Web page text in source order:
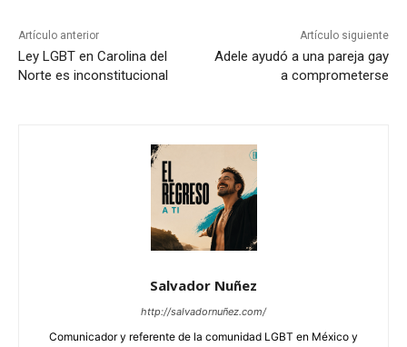
Artículo anterior
Ley LGBT en Carolina del
Norte es inconstitucional
Artículo siguiente
Adele ayudó a una pareja gay
a comprometerse
Salvador Nuñez
http://salvadornuñez.com/
Comunicador y referente de la comunidad LGBT en México y